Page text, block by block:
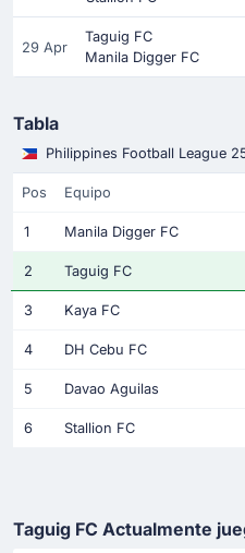
29 Apr
Taguig FC
Manila Digger FC
Tabla
Philippines Football League
Pos Equipo
1 Manila Digger FC
2 Taguig FC
3 Kaya FC
4 DH Cebu FC
5 Davao Aguilas
6 Stallion FC
Taguig FC Actualmente